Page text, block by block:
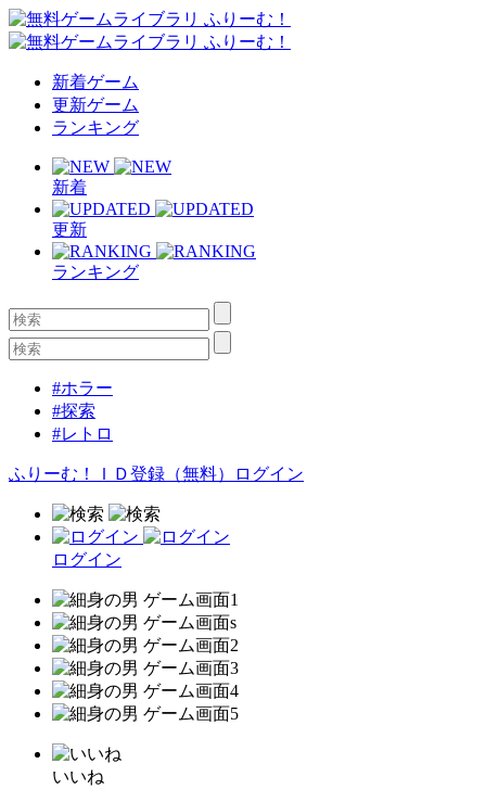
新着ゲーム
更新ゲーム
ランキング
新着
更新
ランキング
#ホラー
#探索
#レトロ
ふりーむ！ＩＤ登録（無料） ログイン
ログイン
いいね